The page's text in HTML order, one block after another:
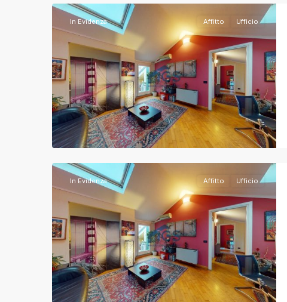
In Evidenza Affitto Ufficio
Brescia,
Brescia
In Evidenza Affitto Ufficio
Brescia,